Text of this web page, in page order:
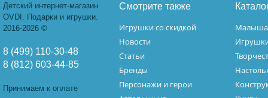
Детский интернет-магазин
OVDI. Подарки и игрушки.
2016-2026 ©
8 (499) 110-30-48
8 (812) 603-44-85
Принимаем к оплате
Смотрите также
Игрушки со скидкой
Новости
Статьи
Бренды
Персонажи и герои